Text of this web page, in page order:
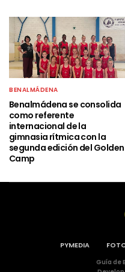
BENALMÁDENA
Benalmádena se consolida
como referente
internacional de la
gimnasia rítmica con la
segunda edición del Golden
Camp
PYMEDIA
Guía de